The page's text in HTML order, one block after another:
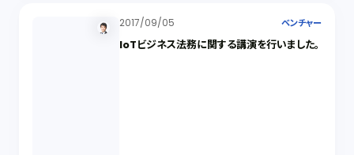
2017/09/05 ベンチャー
IoTビジネス法務に関する講演を行いました。